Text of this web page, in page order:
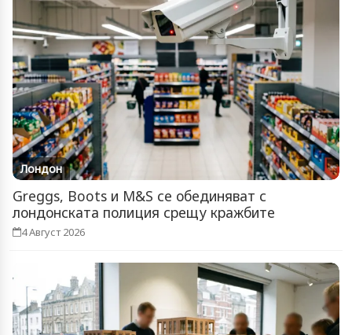
Лондон
Greggs, Boots и M&S се обединяват с
лондонската полиция срещу кражбите
4 Август 2026